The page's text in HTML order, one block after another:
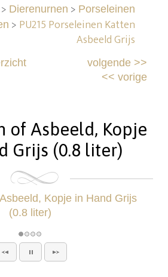
Dierenurnen > Porseleinen
> PU215 Porseleinen Katten
Asbeeld Grijs
volgende>>
<< vorige
of Asbeeld, Kopje
Grijs (0.8 liter)